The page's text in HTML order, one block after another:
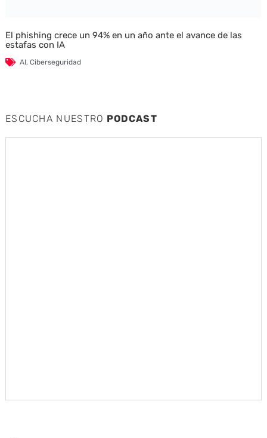
El phishing crece un 94% en un año ante el avance de las
estafas con IA
AI, Ciberseguridad
ESCUCHA NUESTRO PODCAST